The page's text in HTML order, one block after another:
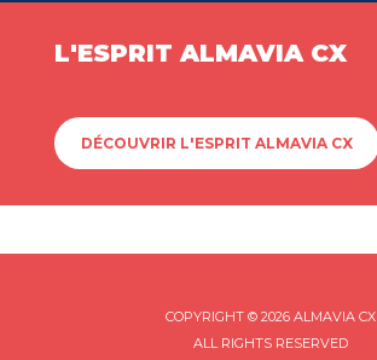
L'ESPRIT ALMAVIA CX
DÉCOUVRIR L'ESPRIT ALMAVIA CX
COPYRIGHT © 2026 ALMAVIA CX
ALL RIGHTS RESERVED